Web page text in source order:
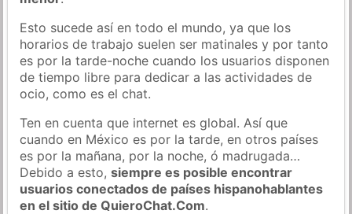
Esto sucede así en todo el mundo, ya que los
horarios de trabajo suelen ser matinales y por tanto
es por la tarde-noche cuando los usuarios disponen
de tiempo libre para dedicar a las actividades de
ocio, como es el chat.
Ten en cuenta que internet es global. Así que
cuando en México es por la tarde, en otros países
es por la mañana, por la noche, ó madrugada…
Debido a esto,siempre es posible encontrar
usuarios conectados de países hispanohablantes
en el sitio de QuieroChat.Com.